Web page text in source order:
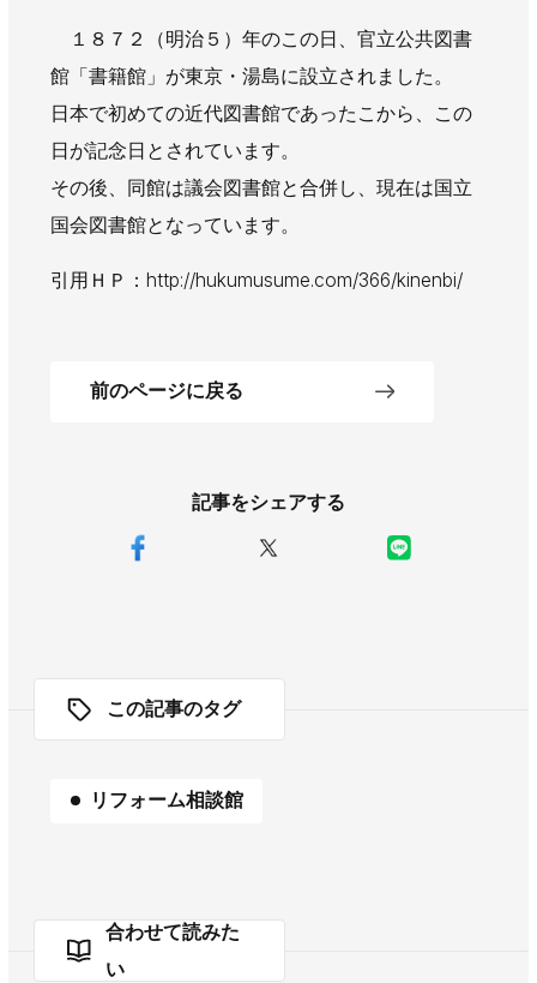
社長ブログ イベント お知らせ
チラシ
AWAJYUブログ
安房住まいる
大型工事施工事例
採用情報
新卒・第二新卒採用 アルバイト採用
協力会社募集
記事をシェアする
１８７２（明治５）年のこの日、官立公共図書
館「書籍館」が東京・湯島に設立されました。
日本で初めての近代図書館であったこから、この
日が記念日とされています。
その後、同館は議会図書館と合併し、現在は国立
国会図書館となっています。
引用ＨＰ：http://hukumusume.com/366/kinenbi/
前のページに戻る
この記事のタグ
リフォーム相談館
合わせて読みた
い